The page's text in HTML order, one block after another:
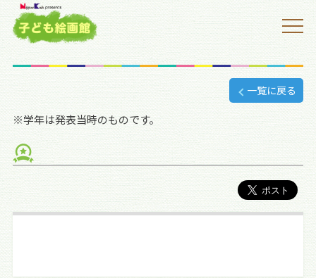
一覧に戻る
※学年は発表当時のものです。